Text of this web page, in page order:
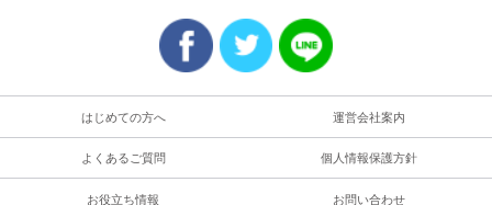
はじめての方へ 運営会社案内
よくあるご質問 個人情報保護方針
お役立ち情報 お問い合わせ